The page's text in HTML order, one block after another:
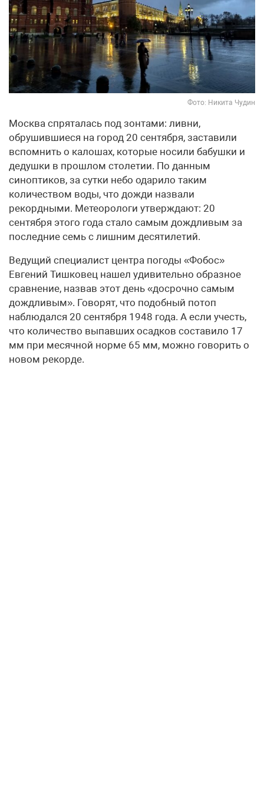
Фото: Никита Чудин
Москва спряталась под зонтами: ливни,
обрушившиеся на город 20 сентября, заставили
вспомнить о калошах, которые носили бабушки и
дедушки в прошлом столетии. По данным
синоптиков, за сутки небо одарило таким
количеством воды, что дожди назвали
рекордными. Метеорологи утверждают: 20
сентября этого года стало самым дождливым за
последние семь с лишним десятилетий.
Ведущий специалист центра погоды «Фобос»
Евгений Тишковец нашел удивительно образное
сравнение, назвав этот день «досрочно самым
дождливым». Говорят, что подобный потоп
наблюдался 20 сентября 1948 года. А если учесть,
что количество выпавших осадков составило 17
мм при месячной норме 65 мм, можно говорить о
новом рекорде.